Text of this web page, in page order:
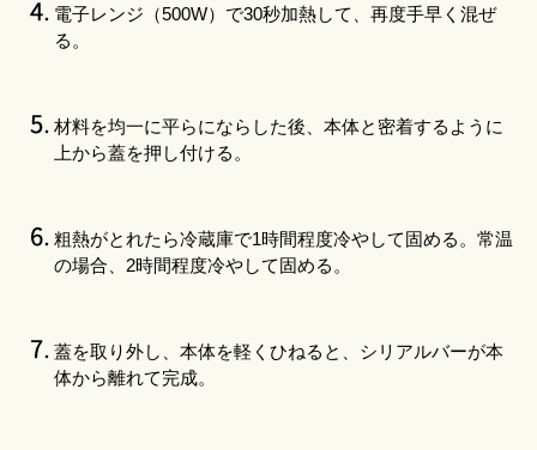
電子レンジ（500W）で30秒加熱して、再度手早く混ぜ
る。
材料を均一に平らにならした後、本体と密着するように
上から蓋を押し付ける。
粗熱がとれたら冷蔵庫で1時間程度冷やして固める。常温
の場合、2時間程度冷やして固める。
蓋を取り外し、本体を軽くひねると、シリアルバーが本
体から離れて完成。